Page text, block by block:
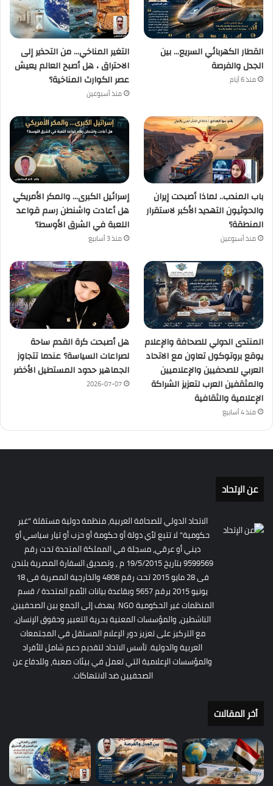
القطار الكهربائي السريع… بين
الجدل والفرصة
منذ 6 أيام
التغير المناخي… من التحذير إلى
الاحتراق ، هل أصبح العالم يعيش
عصر الكوارث المناخية؟
منذ أسبوعين
باب المندب.. لماذا أصبحت إيران
والحوثيون التهديد الأكبر لاستقرار
المنطقة؟
منذ أسبوعين
إسرائيل الكبرى… والمكر الأمريكي
هل أعادت واشنطن رسم قواعد
اللعبة في الشرق الأوسط؟
منذ 3 أسابيع
المنتدى الدولي للصحافة والإعلام
يوقع بروتوكول تعاون مع الاتحاد
العربي للصحفيين والإعلاميين
والمثقفين العرب لتعزيز الشراكة
الإعلامية والثقافية
منذ 4 أسابيع
هل أصبحت كرة القدم ساحة
لصراعات السياسة؟ عندما تتجاوز
الجماهير حدود المستطيل الأخضر
2026-07-07
عن الإتحاد
الاتحاد الدولي للصحافة العربية، منظمة دولية مستقلة "غير
حكومية" لا تتبع لأي دولة أو حكومة أو حزب أو تيار سياسي أو
ديني أو عرقي، مسجلة في المملكة المتحدة تحت رقم
9599569 بتاريخ 19/5/2015 م , وتصديق السفارة المصرية بلندن
فى 28 مايو 2015 تحت رقم 4808 والخارجية المصرية فى 18
يونيو 2015 برقم 5657 وبقاعدة بيانات الأمم المتحدة / قسم
المنظمات غير الحكومية NGO. يهدف إلى الجمع بين الصحفيين،
الناشطين، والمؤسسات المعنية بحرية التعبير وحقوق الإنسان،
مع التركيز على تعزيز دور الإعلام المستقل في المجتمعات
العربية والدولية. تأسس الاتحاد لتقديم دعم شامل للأفراد
والمؤسسات الإعلامية التي تعمل في بيئات صعبة، وللدفاع عن
الصحفيين ضد الانتهاكات.
أخر المقالات